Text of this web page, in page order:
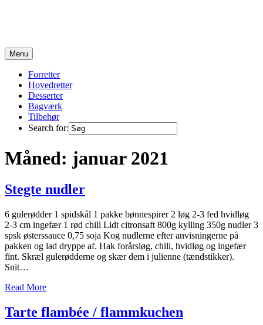
Menu
Forretter
Hovedretter
Desserter
Bagværk
Tilbehør
Search for:
Måned: januar 2021
Stegte nudler
6 gulerødder 1 spidskål 1 pakke bønnespirer 2 løg 2-3 fed hvidløg
2-3 cm ingefær 1 rød chili Lidt citronsaft 800g kylling 350g nudler 3
spsk østerssauce 0,75 soja Kog nudlerne efter anvisningerne på
pakken og lad dryppe af. Hak forårsløg, chili, hvidløg og ingefær
fint. Skræl gulerødderne og skær dem i julienne (tændstikker).
Snit…
Read More
Tarte flambée / flammkuchen